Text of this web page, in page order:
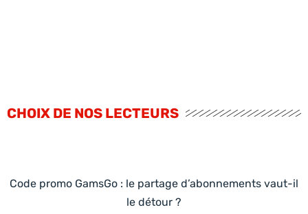
CHOIX DE NOS LECTEURS
Code promo GamsGo : le partage d’abonnements vaut-il
le détour ?